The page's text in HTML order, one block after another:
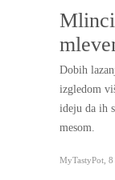
Dobih
izgledom
ideju da ih
mesom.
MyTastyPot 8